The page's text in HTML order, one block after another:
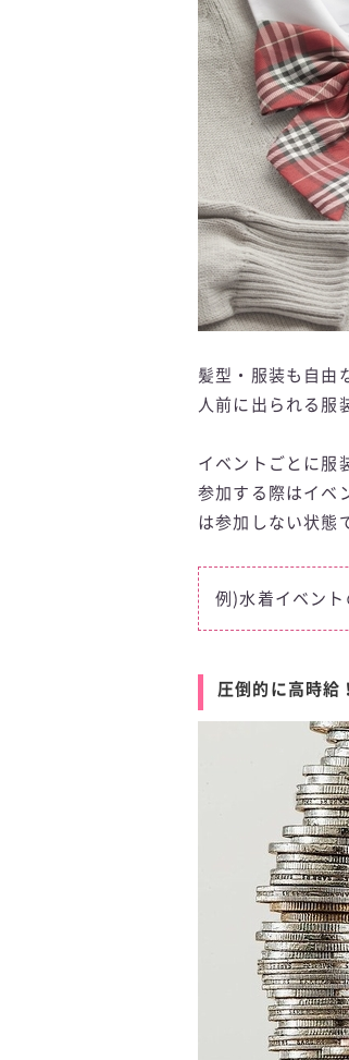
髪型・服装も自由
人前に出られる服
イベントごとに服
参加する際はイベ
は参加しない状態
例)水着イベン
圧倒的に高時給